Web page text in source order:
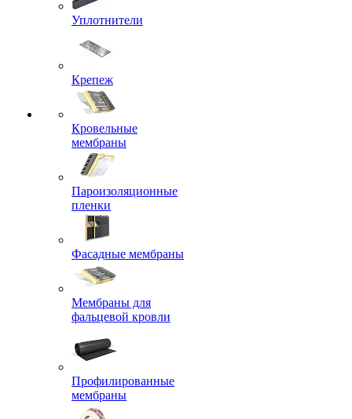
Уплотнители
Крепеж
Кровельные
мембраны
Пароизоляционные
пленки
Фасадные мембраны
Мембраны для
фальцевой кровли
Профилированные
мембраны